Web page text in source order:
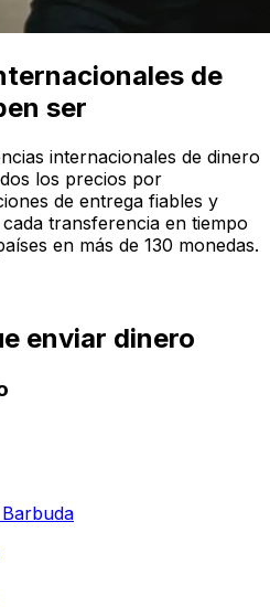
de
ser
internacionales de dinero
los precios por
de entrega fiables y
transferencia en tiempo
en más de 130 monedas.
enviar dinero